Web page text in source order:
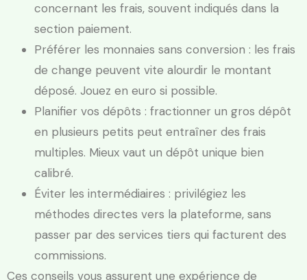
concernant les frais, souvent indiqués dans la
section paiement.
Préférer les monnaies sans conversion : les frais
de change peuvent vite alourdir le montant
déposé. Jouez en euro si possible.
Planifier vos dépôts : fractionner un gros dépôt
en plusieurs petits peut entraîner des frais
multiples. Mieux vaut un dépôt unique bien
calibré.
Éviter les intermédiaires : privilégiez les
méthodes directes vers la plateforme, sans
passer par des services tiers qui facturent des
commissions.
Ces conseils vous assurent une expérience de